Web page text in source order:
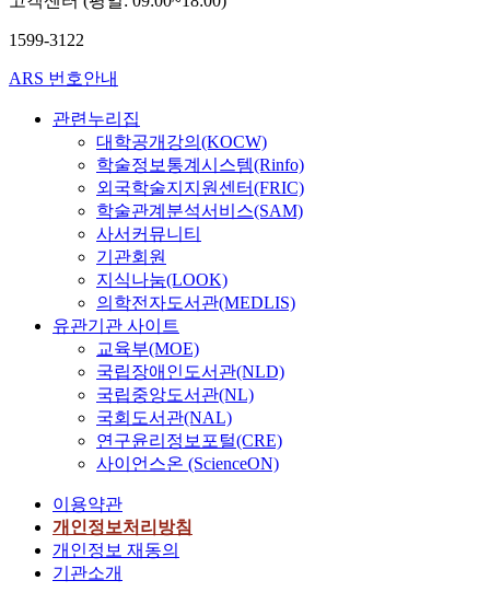
1599-3122
ARS 번호안내
관련누리집
대학공개강의(KOCW)
학술정보통계시스템(Rinfo)
외국학술지지원센터(FRIC)
학술관계분석서비스(SAM)
사서커뮤니티
기관회원
지식나눔(LOOK)
의학전자도서관(MEDLIS)
유관기관 사이트
교육부(MOE)
국립장애인도서관(NLD)
국립중앙도서관(NL)
국회도서관(NAL)
연구윤리정보포털(CRE)
사이언스온 (ScienceON)
이용약관
개인정보처리방침
개인정보 재동의
기관소개